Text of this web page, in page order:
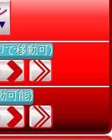
で移動可)
可能)